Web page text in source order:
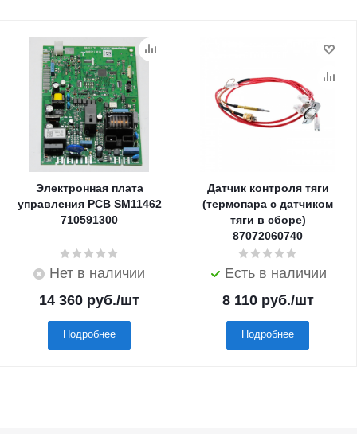
Электронная плата
управления PCB SM11462
710591300
Нет в наличии
14 360 руб./шт
Подробнее
Датчик контроля тяги
(термопара с датчиком
тяги в сборе)
87072060740
Есть в наличии
8 110руб./шт
Подробнее